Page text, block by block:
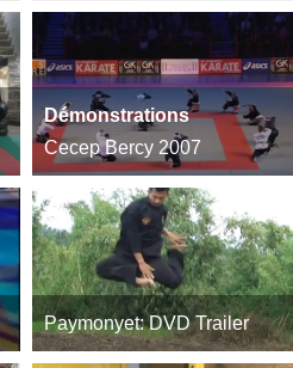
Démonstrations
Cecep Bercy 2007
Paymonyet: DVD Trailer